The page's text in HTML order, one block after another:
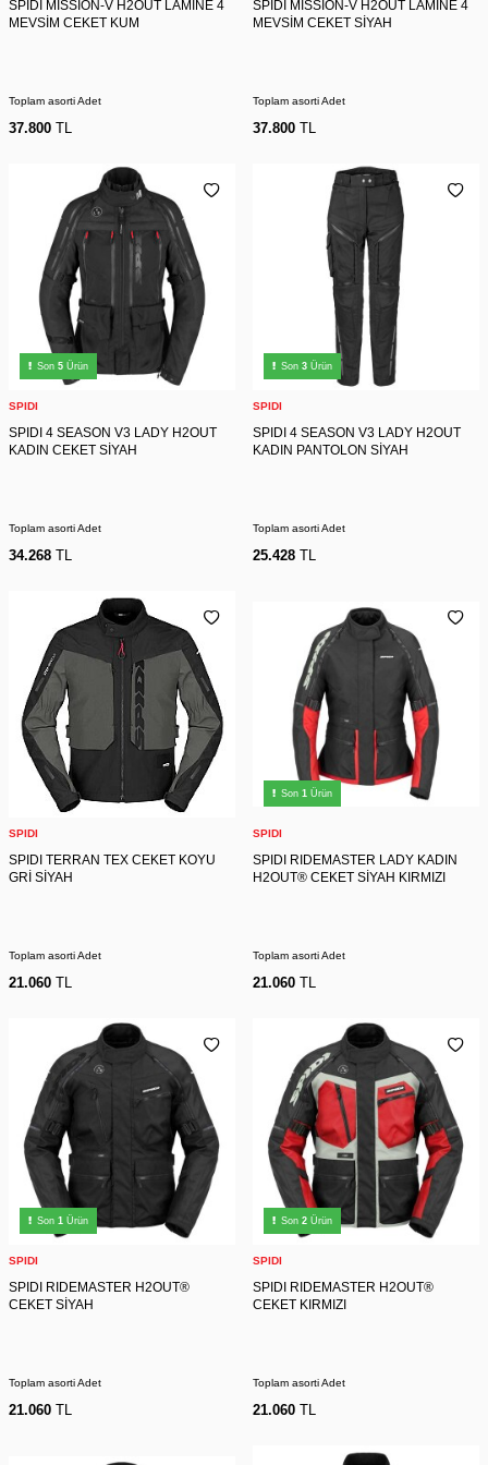
SPIDI MISSION-V H2OUT LAMİNE 4
MEVSİM CEKET KUM
Toplam asorti Adet
37.800 TL
SPIDI MISSION-V H2OUT LAMİNE 4
MEVSİM CEKET SİYAH
Toplam asorti Adet
37.800 TL
Son 5 Ürün
SPIDI
SPIDI 4 SEASON V3 LADY H2OUT
KADIN CEKET SİYAH
Toplam asorti Adet
34.268 TL
Son 3 Ürün
SPIDI
SPIDI 4 SEASON V3 LADY H2OUT
KADIN PANTOLON SİYAH
Toplam asorti Adet
25.428 TL
SPIDI
SPIDI TERRAN TEX CEKET KOYU
GRİ SİYAH
Toplam asorti Adet
21.060 TL
Son 1 Ürün
SPIDI
SPIDI RIDEMASTER LADY KADIN
H2OUT® CEKET SİYAH KIRMIZI
Toplam asorti Adet
21.060 TL
Son 1 Ürün
SPIDI
SPIDI RIDEMASTER H2OUT®
CEKET SİYAH
Toplam asorti Adet
21.060 TL
Son 2 Ürün
SPIDI
SPIDI RIDEMASTER H2OUT®
CEKET KIRMIZI
Toplam asorti Adet
21.060 TL